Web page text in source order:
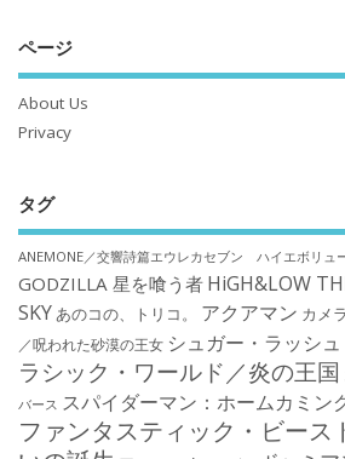
ページ
About Us
Privacy
タグ
ANEMONE／交響詩篇エウレカセブン ハイエボリュ
GODZILLA 星を喰う者 HiGH&LOW
SKYあのコの、トリコ。 アクアマン カメ
／呪われた砂漠の王女 シュガー・ラッシ
ラシック・ワールド／炎の王国
バース スパイダーマン：ホームカミン
ファンタスティック・ビース